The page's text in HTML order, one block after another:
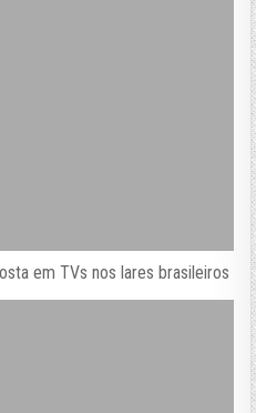
em TVs nos lares brasileiros